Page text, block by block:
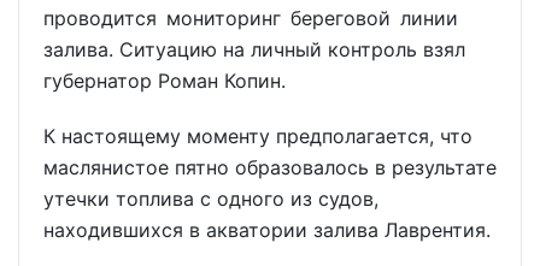
проводится мониторинг береговой линии
залива. Ситуацию на личный контроль взял
губернатор Роман Копин.
К настоящему моменту предполагается, что
маслянистое пятно образовалось в результате
утечки топлива с одного из судов,
находившихся в акватории залива Лаврентия.